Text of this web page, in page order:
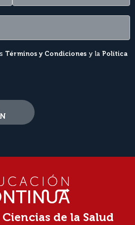
Términos y Condiciones y la Política
de la Salud